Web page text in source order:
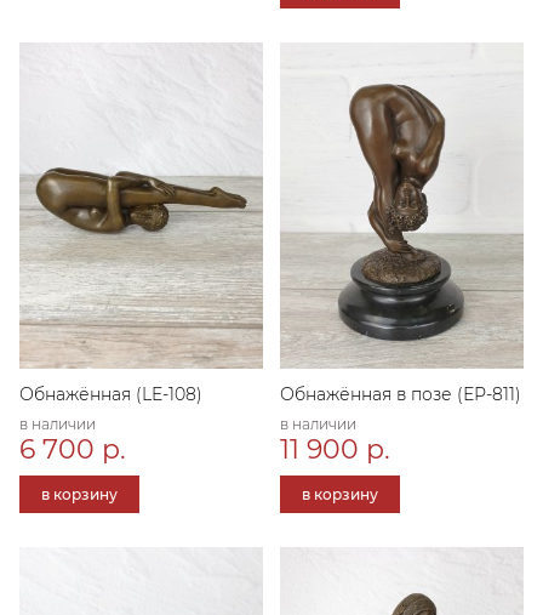
Обнажённая (LE-108)
в наличии
6 700 р.
в корзину
Обнажённая в позе (ЕР-811)
в наличии
11 900 р.
в корзину